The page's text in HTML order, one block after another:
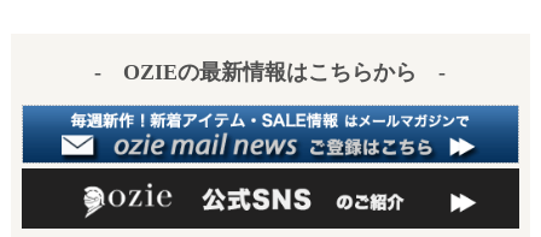
- OZIEの最新情報はこちらから -